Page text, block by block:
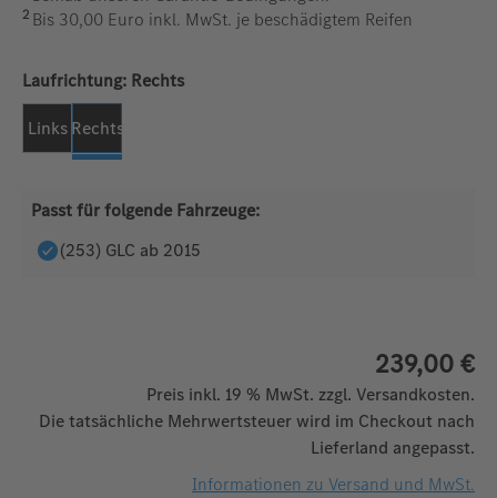
2 Bis 30,00 Euro inkl. MwSt. je beschädigtem Reifen
Laufrichtung:auswählen
Rechts
Links Rechts
Passt für folgende Fahrzeuge:
(253) GLC ab 2015
239,00 €
Preis inkl. 19 % MwSt. zzgl. Versandkosten.
Die tatsächliche Mehrwertsteuer wird im Checkout nach
Lieferland angepasst.
Informationen zu Versand und MwSt.